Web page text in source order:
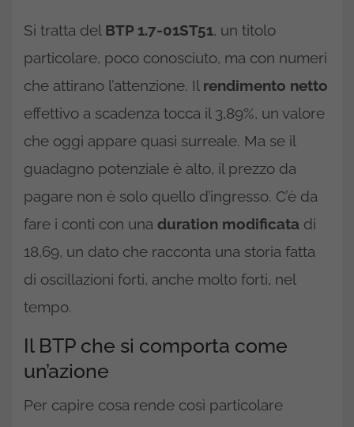
Si tratta del BTP 1.7-01ST51, un titolo
particolare, poco conosciuto, ma con numeri
che attirano l’attenzione. Il rendimento netto
effettivo a scadenza tocca il 3,89%, un valore
che oggi appare quasi surreale. Ma se il
guadagno potenziale è alto, il prezzo da
pagare non è solo quello d’ingresso. C’è da
fare i conti con una duration modificata di
18,69, un dato che racconta una storia fatta
di oscillazioni forti, anche molto forti, nel
tempo.
Il BTP che si comporta come
un’azione
Per capire cosa rende così particolare